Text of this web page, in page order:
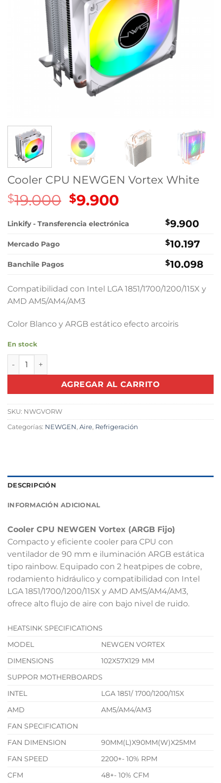
Cooler CPU NEWGEN Vortex White
$19.000 El
precio
original
$9.900El
actual
Linkify - Transferencia electrónica $9.900
Mercado Pago $10.197
Banchile Pagos $10.098
Compatibilidad con Intel LGA 1851/1700/1200/115X y
AMD AM5/AM4/AM3
Color Blanco y ARGB estático efecto arcoiris
En stock
Cooler CPU NEWGEN Vortex White cantidad
AGREGAR AL CARRITO
SKU: NWGVORW
Categorías: NEWGEN, Aire, Refrigeración
DESCRIPCIÓN
INFORMACIÓN ADICIONAL
Cooler CPU NEWGEN Vortex (ARGB Fijo)
Compacto y eficiente cooler para CPU con
ventilador de 90 mm e iluminación ARGB estática
tipo rainbow. Equipado con 2 heatpipes de cobre,
rodamiento hidráulico y compatibilidad con Intel
LGA 1851/1700/1200/115X y AMD AM5/AM4/AM3,
ofrece alto flujo de aire con bajo nivel de ruido.
HEATSINK SPECIFICATIONS
MODEL
NEWGEN VORTEX
DIMENSIONS
102X57X129 MM
SUPPOR MOTHERBOARDS
INTEL
LGA 1851/ 1700/1200/115X
AMD
AM5/AM4/AM3
FAN SPECIFICATION
FAN DIMENSION
90MM(L)X90MM(W)X25MM
FAN SPEED
2200+- 10% RPM
CFM
48+- 10% CFM